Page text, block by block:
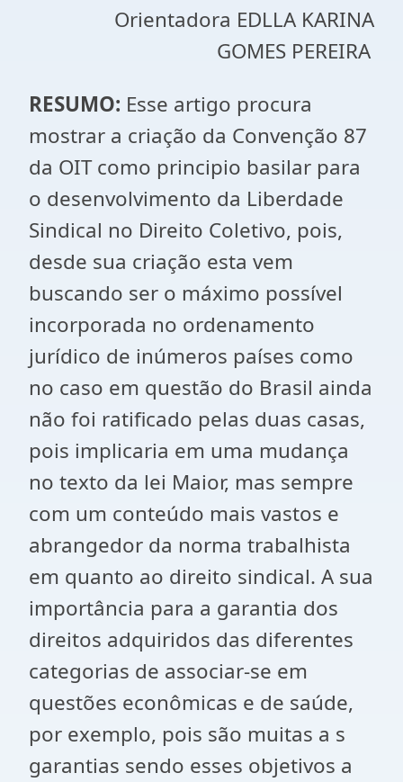
Orientadora EDLLA KARINA
GOMES PEREIRA
RESUMO: Esse artigo procura
mostrar a criação da Convenção 87
da OIT como principio basilar para
o desenvolvimento da Liberdade
Sindical no Direito Coletivo, pois,
desde sua criação esta vem
buscando ser o máximo possível
incorporada no ordenamento
jurídico de inúmeros países como
no caso em questão do Brasil ainda
não foi ratificado pelas duas casas,
pois implicaria em uma mudança
no texto da lei Maior, mas sempre
com um conteúdo mais vastos e
abrangedor da norma trabalhista
em quanto ao direito sindical. A sua
importância para a garantia dos
direitos adquiridos das diferentes
categorias de associar-se em
questões econômicas e de saúde,
por exemplo, pois são muitas a s
garantias sendo esses objetivos a